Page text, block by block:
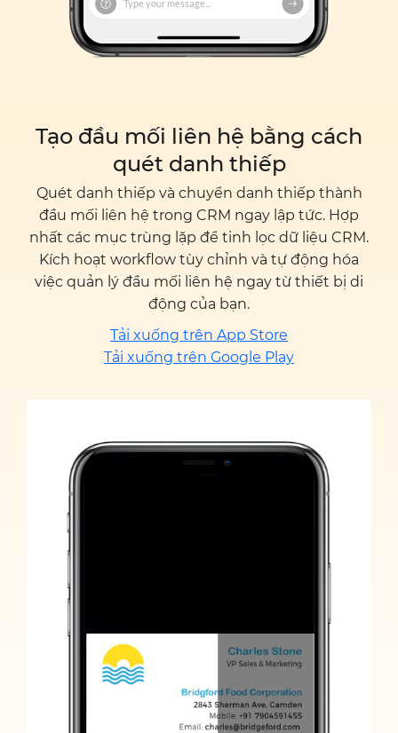
Tạo đầu mối liên hệ bằng cách
quét danh thiếp
Quét danh thiếp và chuyển danh thiếp thành
đầu mối liên hệ trong CRM ngay lập tức. Hợp
nhất các mục trùng lặp để tinh lọc dữ liệu CRM.
Kích hoạt workflow tùy chỉnh và tự động hóa
việc quản lý đầu mối liên hệ ngay từ thiết bị di
động của bạn.
Tải xuống trên App Store
Tải xuống trên Google Play